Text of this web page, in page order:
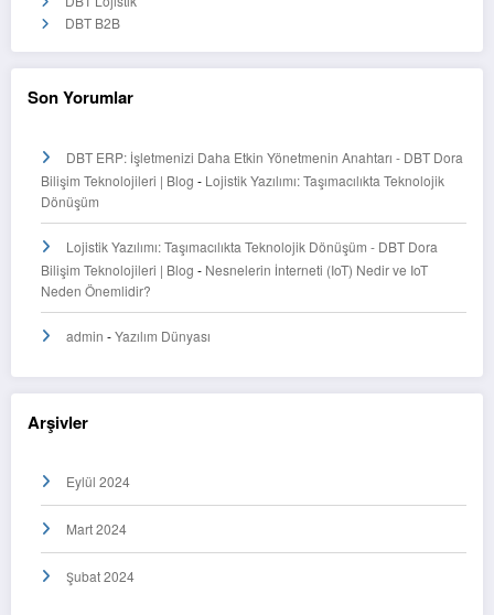
DBT B2B
Son Yorumlar
DBT ERP: İşletmenizi Daha Etkin Yönetmenin Anahtarı - DBT Dora
Bilişim Teknolojileri | Blog - Lojistik Yazılımı: Taşımacılıkta Teknolojik
Dönüşüm
Lojistik Yazılımı: Taşımacılıkta Teknolojik Dönüşüm - DBT Dora
Bilişim Teknolojileri | Blog - Nesnelerin İnterneti (IoT) Nedir ve IoT
Neden Önemlidir?
admin -Yazılım Dünyası
Arşivler
Eylül 2024
Mart 2024
Şubat 2024